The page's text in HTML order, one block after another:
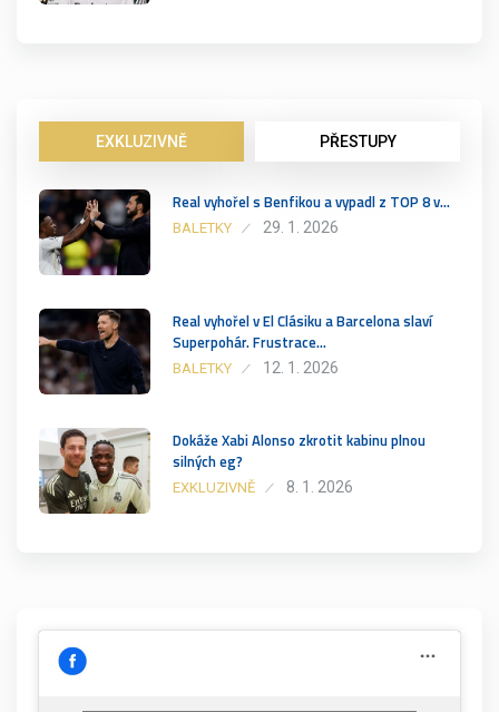
EXKLUZIVNĚ PŘESTUPY
Real vyhořel s Benfikou a vypadl z TOP 8 v…
BALETKY 29. 1. 2026
Real vyhořel v El Clásiku a Barcelona slaví
Superpohár. Frustrace…
BALETKY 12. 1. 2026
Dokáže Xabi Alonso zkrotit kabinu plnou
silných eg?
EXKLUZIVNĚ 8. 1. 2026